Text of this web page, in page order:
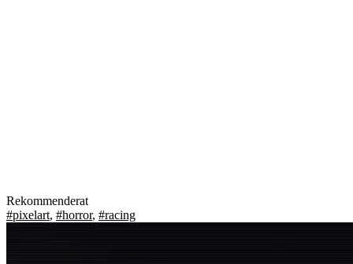
Rekommenderat
#pixelart, #horror, #racing